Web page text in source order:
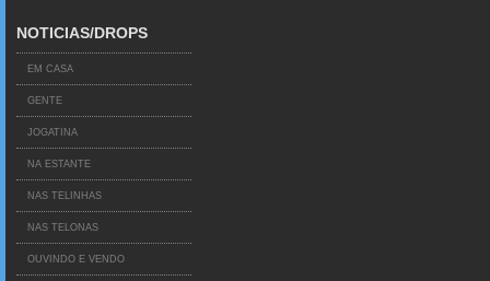
NOTICIAS/DROPS
EM CASA
GENTE
JOGATINA
NA ESTANTE
NAS TELINHAS
NAS TELONAS
OUVINDO E VENDO